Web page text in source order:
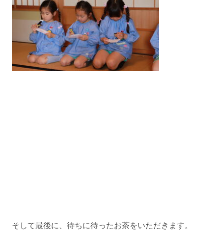
そして最後に、待ちに待ったお茶をいただきます。